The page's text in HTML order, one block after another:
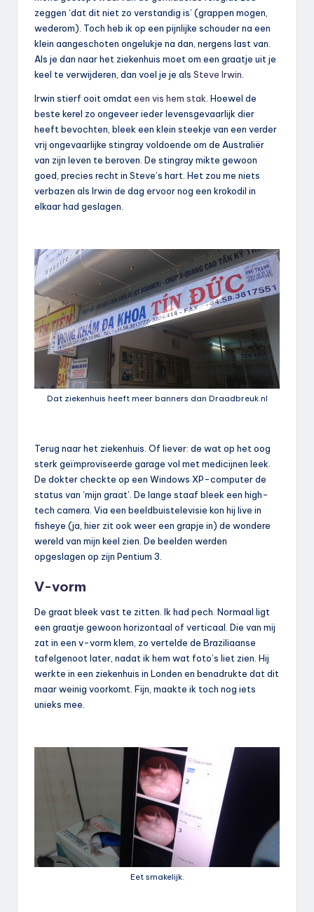
zeggen ‘dat dit niet zo verstandig is’ (grappen mogen,
wederom). Toch heb ik op een pijnlijke schouder na een
klein aangeschoten ongelukje na dan, nergens last van.
Als je dan naar het ziekenhuis moet om een graatje uit je
keel te verwijderen, dan voel je je als Steve Irwin
Irwin stierf ooit omdat een vis hem stak . Hoewel de
beste kerel zo ongeveer ieder levensgevaarlijk dier
heeft bevochten, bleek een klein steekje van een verder
vrij ongevaarlijke stingray voldoende om de Australiër
van zijn leven te beroven. De stingray mikte gewoon
goed, precies recht in Steve’s hart. Het zou me niets
verbazen als Irwin de dag ervoor nog een krokodil in
elkaar had geslagen.
Dat ziekenhuis heeft meer banners dan Draadbreuk.nl
Terug naar het ziekenhuis. Of liever: de wat op het oog
sterk geïmproviseerde garage vol met medicijnen leek.
De dokter checkte op een Windows XP-computer de
status van ‘mijn graat’. De lange staaf bleek een high-
tech camera. Via een beeldbuistelevisie kon hij live in
fisheye (ja, hier zit ook weer een grapje in) de wondere
wereld van mijn keel zien. De beelden werden
opgeslagen op zijn Pentium 3.
V-vorm
De graat bleek vast te zitten. Ik had pech. Normaal ligt
een graatje gewoon horizontaal of verticaal. Die van mij
zat in een v-vorm klem, zo vertelde de Braziliaanse
tafelgenoot later, nadat ik hem wat foto’s liet zien. Hij
werkte in een ziekenhuis in Londen en benadrukte dat dit
maar weinig voorkomt. Fijn, maakte ik toch nog iets
unieks mee.
Eet smakelijk.